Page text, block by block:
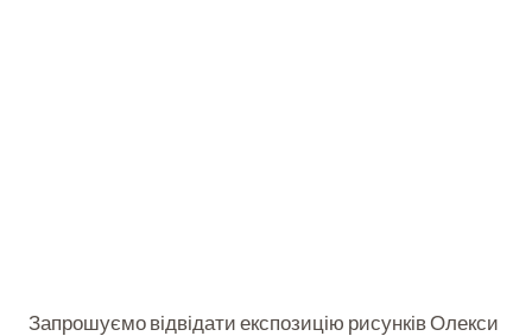
Запрошуємо відвідати експозицію рисунків Олекси